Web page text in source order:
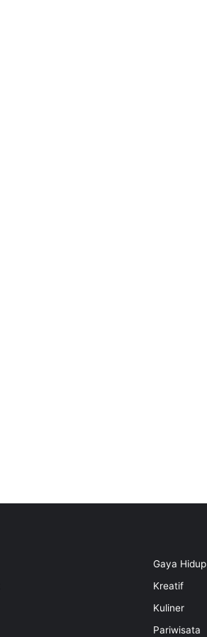
Gaya Hidup
Kreatif
Kuliner
Pariwisata